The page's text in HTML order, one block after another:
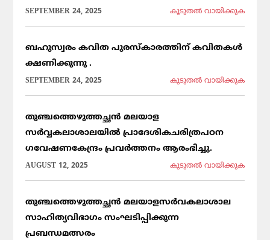
SEPTEMBER 24, 2025 കൂടുതല്‍ വായിക്കുക
ബഹുസ്വരം കവിത പുരസ്കാരത്തിന് കവിതകൾ
ക്ഷണിക്കുന്നു .
SEPTEMBER 24, 2025 കൂടുതല്‍ വായിക്കുക
തുഞ്ചത്തെഴുത്തച്ഛൻ മലയാള
സർവ്വകലാശാലയിൽ പ്രാദേശികചരിത്രപഠന
ഗവേഷണകേന്ദ്രം പ്രവർത്തനം ആരംഭിച്ചു.
AUGUST 12, 2025 കൂടുതല്‍ വായിക്കുക
തുഞ്ചത്തെഴുത്തച്ഛൻ മലയാളസർവകലാശാല
സാഹിത്യവിഭാഗം സംഘടിപ്പിക്കുന്ന
പ്രബന്ധമത്സരം